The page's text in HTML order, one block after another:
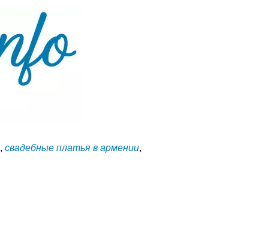
, свадебные платья в армении,